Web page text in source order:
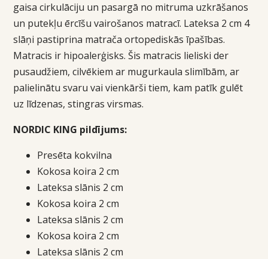
gaisa cirkulāciju un pasargā no mitruma uzkrāšanos
un putekļu ērcīšu vairošanos matracī. Lateksa 2 cm 4
slāņi pastiprina matrača ortopediskās īpašības.
Matracis ir hipoalerģisks. Šis matracis lieliski der
pusaudžiem, cilvēkiem ar mugurkaula slimībām, ar
palielinātu svaru vai vienkārši tiem, kam patīk gulēt
uz līdzenas, stingras virsmas.
NORDIC KING pildījums:
Presēta kokvilna
Kokosa koira 2 cm
Lateksa slānis 2 cm
Kokosa koira 2 cm
Lateksa slānis 2 cm
Kokosa koira 2 cm
Lateksa slānis 2 cm